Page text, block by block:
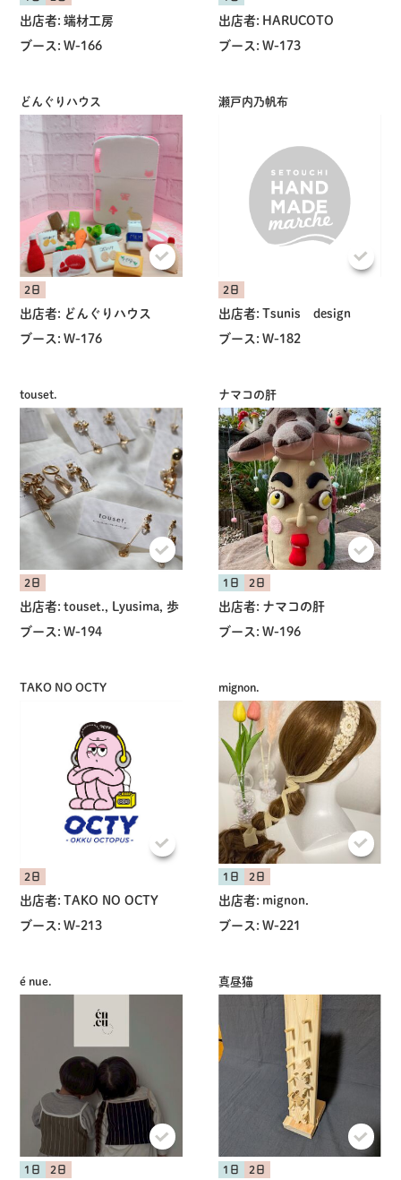
出店者: 端材工房
ブース: W-166
出店者: HARUCOTO
ブース: W-173
どんぐりハウス
2日
出店者: どんぐりハウス
ブース: W-176
瀬戸内乃帆布
2日
出店者: Tsunis design
ブース: W-182
touset.
2日
出店者: touset., Lyusima, 歩
ブース: W-194
ナマコの肝
1日 2日
出店者: ナマコの肝
ブース: W-196
TAKO NO OCTY
2日
出店者: TAKO NO OCTY
ブース: W-213
mignon.
1日 2日
出店者: mignon.
ブース: W-221
é nue.
1日 2日
真昼猫
1日 2日
共有方法を選択